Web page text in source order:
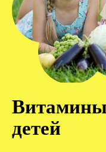
детей